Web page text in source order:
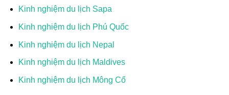
Kinh nghiệm du lịch Sapa
Kinh nghiệm du lịch Phú Quốc
Kinh nghiệm du lịch Nepal
Kinh nghiệm du lịch Maldives
Kinh nghiệm du lịch Mông Cổ